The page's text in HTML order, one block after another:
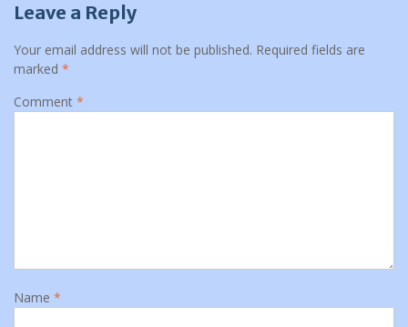
Leave a Reply
Your email address will not be published. Required fields are
marked *
Comment *
Name *